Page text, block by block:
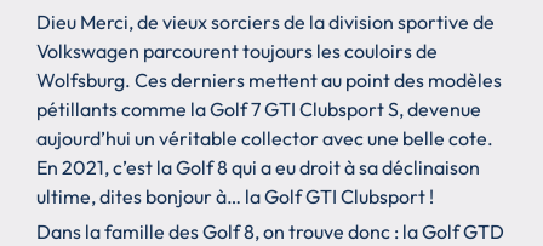
Dieu Merci, de vieux sorciers de la division sportive de
Volkswagen parcourent toujours les couloirs de
Wolfsburg. Ces derniers mettent au point des modèles
pétillants comme la Golf 7 GTI Clubsport S, devenue
aujourd’hui un véritable collector avec une belle cote.
En 2021, c’est la Golf 8 qui a eu droit à sa déclinaison
ultime, dites bonjour à… la Golf GTI Clubsport !
Dans la famille des Golf 8, on trouve donc : la Golf GTD